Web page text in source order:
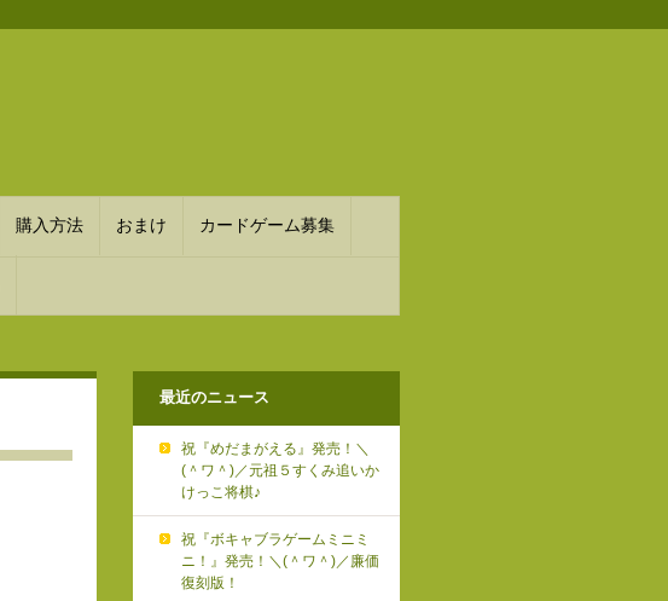
購入方法 おまけ カードゲーム募集
最近のニュース
祝『めだまがえる』発売！＼
(＾ワ＾)／元祖５すくみ追いか
けっこ将棋♪
祝『ボキャブラゲームミニミ
ニ！』発売！＼(＾ワ＾)／廉価
復刻版！